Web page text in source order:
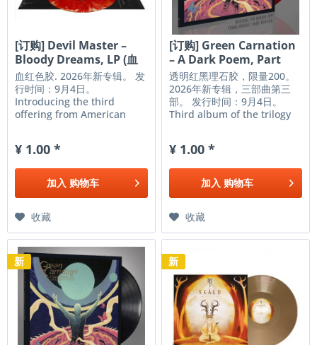
[订购] Devil Master –
Bloody Dreams, LP (血
红色)...
血红色胶. 2026年新专辑。 发
行时间：9月4日。
Introducing the third
offering from American
album is a whirlwind of
occultism, delivering a
maelstrom of rage that will
¥ 1.00 *
加入 购物车
收藏
[订购] Green Carnation
– A Dark Poem, Part
III:...
透明红黑理石胶，限量200。
2026年新专辑，三部曲第三
部。 发行时间：9月4日。
Third album of the trilogy
rpm) in deluxe gatefold
and deluxe double sided
insert with Pantone copper
¥ 1.00 *
加入 购物车
收藏
新 新